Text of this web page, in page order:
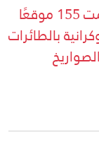
وزارة الدفاع الروسية: قواتنا هاجمت 155 موقعًا
بالطائرات